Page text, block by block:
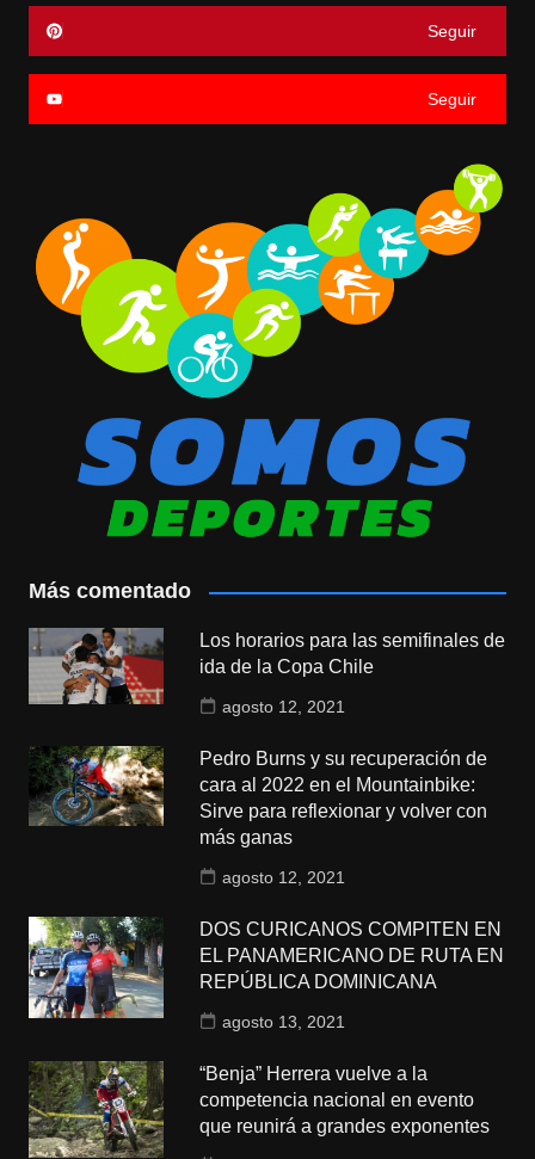
Seguir
Seguir
Más comentado
Los horarios para las semifinales de
ida de la Copa Chile
agosto 12, 2021
Pedro Burns y su recuperación de
cara al 2022 en el Mountainbike:
Sirve para reflexionar y volver con
más ganas
agosto 12, 2021
DOS CURICANOS COMPITEN EN
EL PANAMERICANO DE RUTA EN
REPÚBLICA DOMINICANA
agosto 13, 2021
“Benja” Herrera vuelve a la
competencia nacional en evento
que reunirá a grandes exponentes